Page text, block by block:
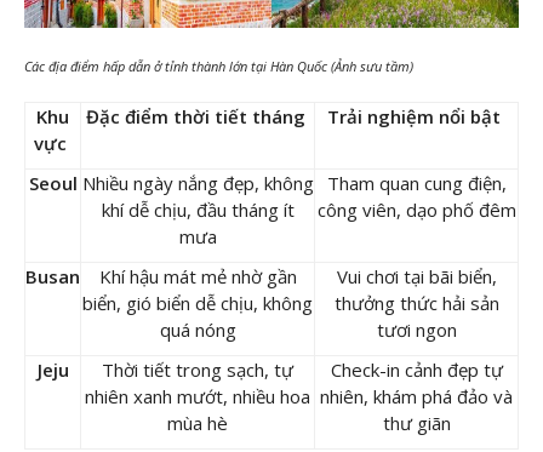
Các địa điểm hấp dẫn ở tỉnh thành lớn tại Hàn Quốc (Ảnh sưu tầm)
Khu
vực
Đặc điểm thời tiết tháng Trải nghiệm nổi bật
Seoul Nhiều ngày nắng đẹp, không
khí dễ chịu, đầu tháng ít
mưa
Tham quan cung điện,
công viên, dạo phố đêm
Busan
Khí hậu mát mẻ nhờ gần
biển, gió biển dễ chịu, không
quá nóng
Vui chơi tại bãi biển,
thưởng thức hải sản
tươi ngon
Jeju
Thời tiết trong sạch, tự
nhiên xanh mướt, nhiều hoa
mùa hè
Check-in cảnh đẹp tự
nhiên, khám phá đảo và
thư giãn